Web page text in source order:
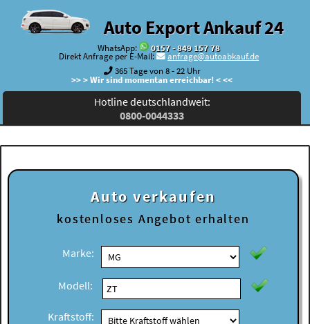
Auto Export Ankauf 24
WhatsApp:
0157 - 849 157 78
Direkt Anfrage per E-Mail:
anfrage@autoabkauf.de
365 Tage von 8 - 22 Uhr
>> > Wir sind momentan erreichbar! < <<
Hotline deutschlandweit:
0800-0044333
Auto verkaufen
kostenloses Angebot erhalten
Marke:
Modell:
Kraftstoff: